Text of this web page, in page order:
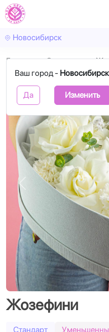
Новосибирск
Ваш город - Новосибирск
Да Изменить
Главная С цветами
Жозефини
Стандарт